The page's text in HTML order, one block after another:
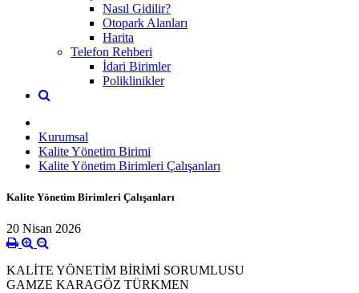
Nasıl Gidilir?
Otopark Alanları
Harita
Telefon Rehberi
İdari Birimler
Poliklinikler
Kurumsal
Kalite Yönetim Birimi
Kalite Yönetim Birimleri Çalışanları
Kalite Yönetim Birimleri Çalışanları
20 Nisan 2026
KALİTE YÖNETİM BİRİMİ SORUMLUSU
GAMZE KARAGÖZ TÜRKMEN